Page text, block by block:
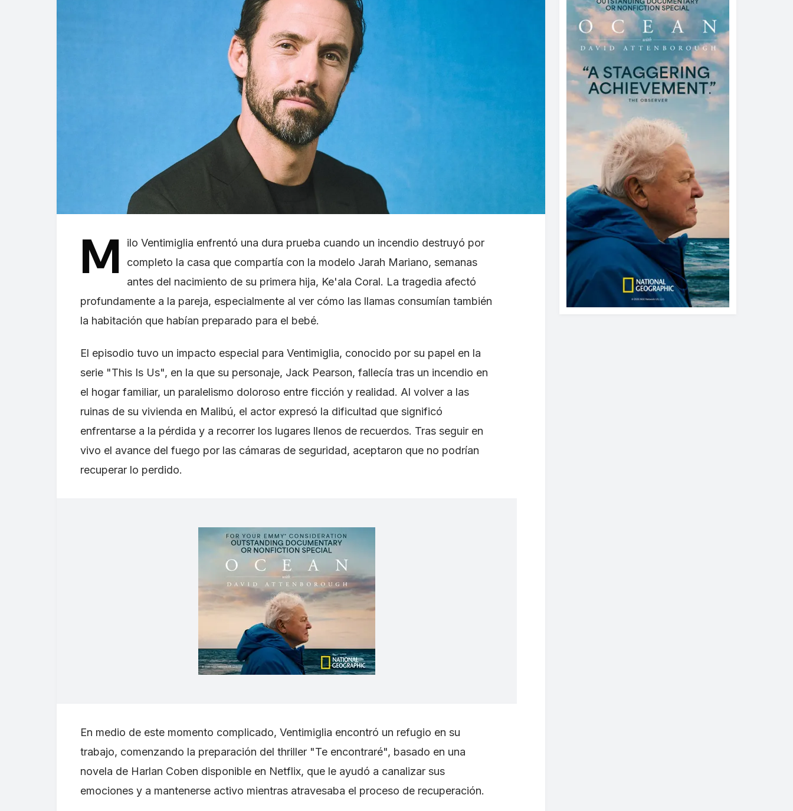
M
ilo Ventimiglia enfrentó una dura prueba cuando un incendio destruyó por
completo la casa que compartía con la modelo Jarah Mariano, semanas
antes del nacimiento de su primera hija, Ke'ala Coral. La tragedia afectó
profundamente a la pareja, especialmente al ver cómo las llamas consumían también
la habitación que habían preparado para el bebé.
El episodio tuvo un impacto especial para Ventimiglia, conocido por su papel en la
serie "This Is Us", en la que su personaje, Jack Pearson, fallecía tras un incendio en
el hogar familiar, un paralelismo doloroso entre ficción y realidad. Al volver a las
ruinas de su vivienda en Malibú, el actor expresó la dificultad que significó
enfrentarse a la pérdida y a recorrer los lugares llenos de recuerdos. Tras seguir en
vivo el avance del fuego por las cámaras de seguridad, aceptaron que no podrían
recuperar lo perdido.
En medio de este momento complicado, Ventimiglia encontró un refugio en su
trabajo, comenzando la preparación del thriller "Te encontraré", basado en una
novela de Harlan Coben disponible en Netflix, que le ayudó a canalizar sus
emociones y a mantenerse activo mientras atravesaba el proceso de recuperación.